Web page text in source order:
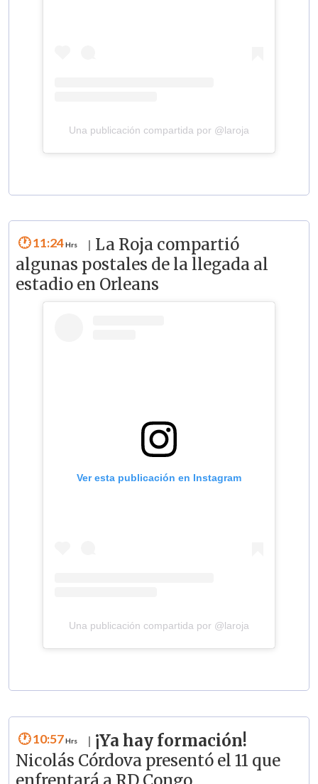
Una publicación compartida por @laroja
11:24
La Roja compartió
algunas postales de la llegada al
estadio en Orleans
Ver esta publicación en Instagram
Una publicación compartida por @laroja
10:57
¡Ya hay formación!
Nicolás Córdova presentó el 11 que